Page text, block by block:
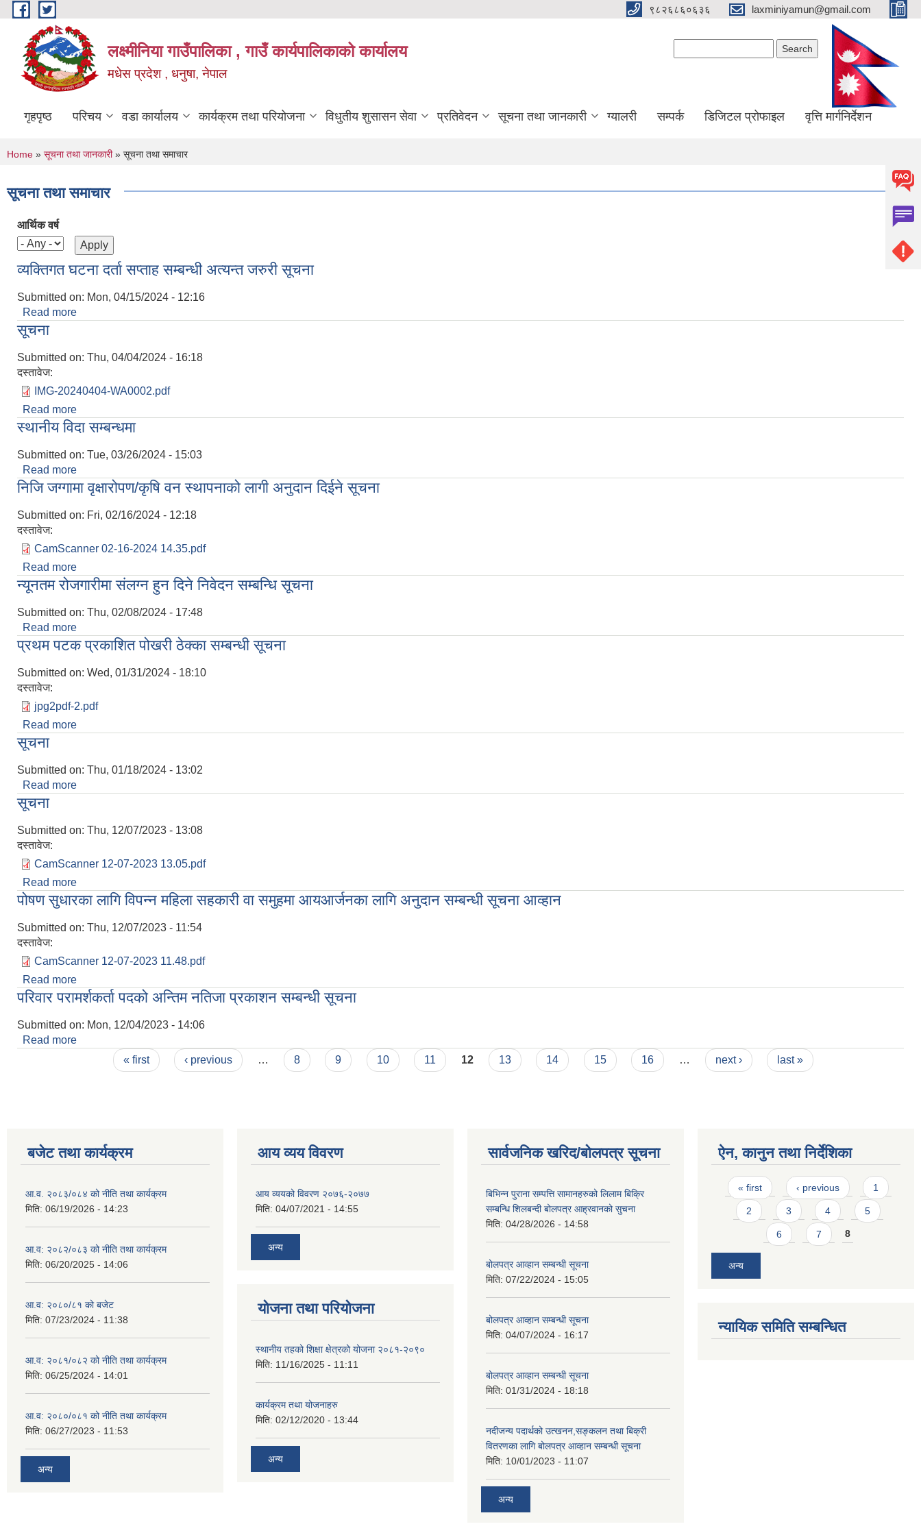
Skip to main content ९८२६८६०६३६ laxminiyamun@gmail.com
लक्ष्मीनिया गाउँपालिका , गाउँ कार्यपालिकाको कार्यालय
मधेस प्रदेश , धनुषा, नेपाल
गृहपृष्ठ परिचय वडा कार्यालय कार्यक्रम तथा परियोजना विधुतीय शुसासन सेवा प्रतिवेदन सूचना तथा जानकारी ग्यालरी सम्पर्क डिजिटल प्रोफाइल वृत्ति मार्गनिर्देशन
You are here
Home » सूचना तथा जानकारी» सूचना तथा समाचार
सूचना तथा समाचार
आर्थिक वर्ष
व्यक्तिगत घटना दर्ता सप्ताह सम्बन्धी अत्यन्त जरुरी सूचना
Submitted on: Mon, 04/15/2024 - 12:16
Read more
सूचना
Submitted on: Thu, 04/04/2024 - 16:18
दस्तावेज:
IMG-20240404-WA0002.pdf
Read more
स्थानीय विदा सम्बन्धमा
Submitted on: Tue, 03/26/2024 - 15:03
Read more
निजि जग्गामा वृक्षारोपण/कृषि वन स्थापनाको लागी अनुदान दिईने सूचना
Submitted on: Fri, 02/16/2024 - 12:18
दस्तावेज:
CamScanner 02-16-2024 14.35.pdf
Read more
न्यूनतम रोजगारीमा संलग्न हुन दिने निवेदन सम्बन्धि सूचना
Submitted on: Thu, 02/08/2024 - 17:48
Read more
प्रथम पटक प्रकाशित पोखरी ठेक्का सम्बन्धी सूचना
Submitted on: Wed, 01/31/2024 - 18:10
दस्तावेज:
jpg2pdf-2.pdf
Read more
सूचना
Submitted on: Thu, 01/18/2024 - 13:02
Read more
सूचना
Submitted on: Thu, 12/07/2023 - 13:08
दस्तावेज:
CamScanner 12-07-2023 13.05.pdf
Read more
पोषण सुधारका लागि विपन्न महिला सहकारी वा समुहमा आयआर्जनका लागि अनुदान सम्बन्धी सूचना आव्हान
Submitted on: Thu, 12/07/2023 - 11:54
दस्तावेज:
CamScanner 12-07-2023 11.48.pdf
Read more
परिवार परामर्शकर्ता पदको अन्तिम नतिजा प्रकाशन सम्बन्धी सूचना
Submitted on: Mon, 12/04/2023 - 14:06
Read more
« first ‹ previous … 8 9 10 11 12 13 14 15 16 … next › last »
बजेट तथा कार्यक्रम
आ.व. २०८३/०८४ को नीति तथा कार्यक्रम
मिति: 06/19/2026 - 14:23
आ.व: २०८२/०८३ को नीति तथा कार्यक्रम
मिति: 06/20/2025 - 14:06
आ.व: २०८०/८१ को बजेट
मिति: 07/23/2024 - 11:38
आ.व: २०८१/०८२ को नीति तथा कार्यक्रम
मिति: 06/25/2024 - 14:01
आ.व: २०८०/०८१ को नीति तथा कार्यक्रम
मिति: 06/27/2023 - 11:53
अन्य
आय व्यय विवरण
आय व्ययको विवरण २०७६-२०७७
मिति: 04/07/2021 - 14:55
अन्य
योजना तथा परियोजना
स्थानीय तहको शिक्षा क्षेत्रको योजना २०८१-२०९०
मिति: 11/16/2025 - 11:11
कार्यक्रम तथा योजनाहरु
मिति: 02/12/2020 - 13:44
अन्य
सार्वजनिक खरिद/बोलपत्र सूचना
बिभिन्न पुराना सम्पत्ति सामानहरुको लिलाम बिक्रि
सम्बन्धि शिलबन्दी बोलपत्र आह्रवानको सुचना
मिति: 04/28/2026 - 14:58
बोलपत्र आव्हान सम्बन्धी सूचना
मिति: 07/22/2024 - 15:05
बोलपत्र आव्हान सम्बन्धी सूचना
मिति: 04/07/2024 - 16:17
बोलपत्र आव्हान सम्बन्धी सूचना
मिति: 01/31/2024 - 18:18
नदीजन्य पदार्थको उत्खनन,सङ्कलन तथा बिक्री
वितरणका लागि बोलपत्र आव्हान सम्बन्धी सूचना
मिति: 10/01/2023 - 11:07
अन्य
ऐन, कानुन तथा निर्देशिका
Pages
« first ‹ previous 1
2 3 4 5
6 7 8
अन्य
न्यायिक समिति सम्बन्धित